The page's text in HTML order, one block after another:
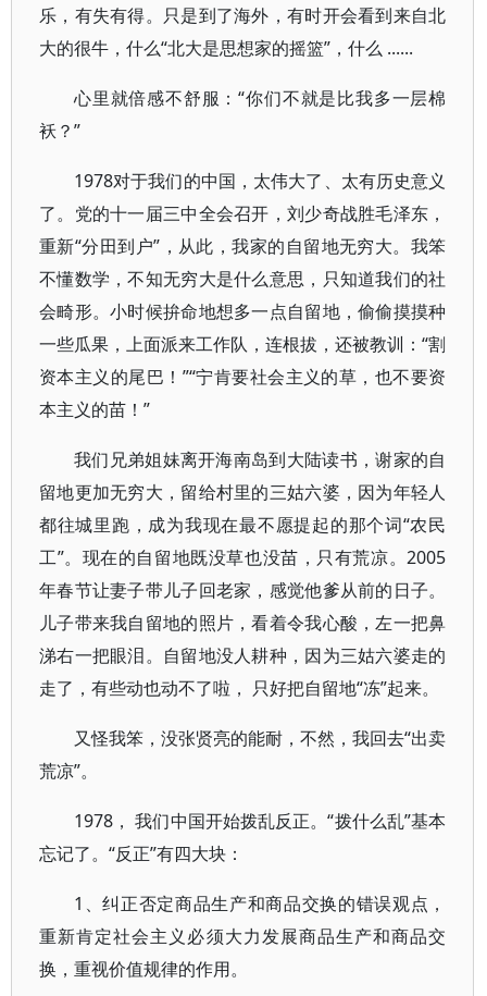
乐，有失有得。只是到了海外，有时开会看到来自北
大的很牛，什么“北大是思想家的摇篮”，什么 ......
心里就倍感不舒服：“你们不就是比我多一层棉
袄？”
1978对于我们的中国，太伟大了、太有历史意义
了。党的十一届三中全会召开，刘少奇战胜毛泽东，
重新“分田到户”，从此，我家的自留地无穷大。我笨
不懂数学，不知无穷大是什么意思，只知道我们的社
会畸形。小时候拚命地想多一点自留地，偷偷摸摸种
一些瓜果，上面派来工作队，连根拔，还被教训：“割
资本主义的尾巴！”“宁肯要社会主义的草，也不要资
本主义的苗！”
我们兄弟姐妹离开海南岛到大陆读书，谢家的自
留地更加无穷大，留给村里的三姑六婆，因为年轻人
都往城里跑，成为我现在最不愿提起的那个词“农民
工”。现在的自留地既没草也没苗，只有荒凉。2005
年春节让妻子带儿子回老家，感觉他爹从前的日子。
儿子带来我自留地的照片，看着令我心酸，左一把鼻
涕右一把眼泪。自留地没人耕种，因为三姑六婆走的
走了，有些动也动不了啦， 只好把自留地“冻”起来。
又怪我笨，没张贤亮的能耐，不然，我回去“出卖
荒凉”。
1978， 我们中国开始拨乱反正。“拨什么乱”基本
忘记了。“反正”有四大块：
1、纠正否定商品生产和商品交换的错误观点，
重新肯定社会主义必须大力发展商品生产和商品交
换，重视价值规律的作用。